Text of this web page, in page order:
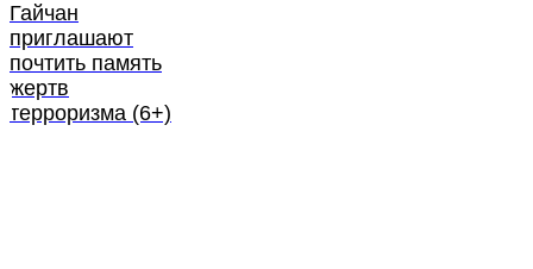
Гайчан
приглашают
почтить память
жертв
терроризма (6+)